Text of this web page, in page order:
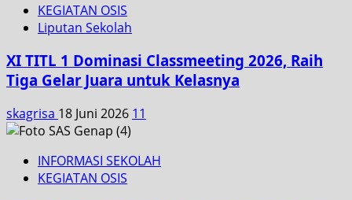
KEGIATAN OSIS
Liputan Sekolah
XI TITL 1 Dominasi Classmeeting 2026, Raih
Tiga Gelar Juara untuk Kelasnya
skagrisa 18 Juni 2026 11
INFORMASI SEKOLAH
KEGIATAN OSIS